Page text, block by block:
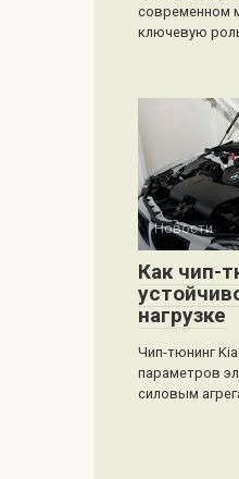
современном
ключевую
Новости
Как чип-
нагрузке
Чип-тюнинг
параметров
силовым